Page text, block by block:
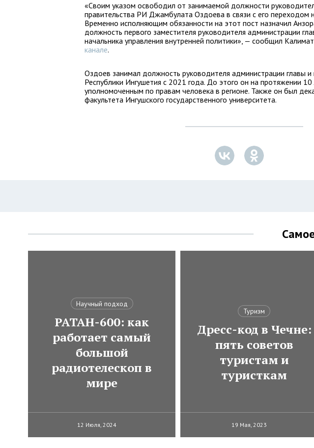
«Своим указом освободил от занимаемой должности
правительства РИ Джамбулата Оздоева в связи с его переходом
Временно исполняющим обязанности на этот пост назначил
должность первого заместителя руководителя администрации
начальника управления внутренней политики», — сообщил
канале.
Оздоев занимал должность руководителя администрации главы и
Республики Ингушетия с 2021 года. До этого он на протяжении
уполномоченным по правам человека в регионе. Также он был
факультета Ингушского государственного университета.
Научный подход
РАТАН-600: как
работает самый
большой
радиотелескоп в
мире
12 Июля, 2024
Туризм
Дресс-код в Чечне:
пять советов
туристам и
туристкам
19 Мая, 2023